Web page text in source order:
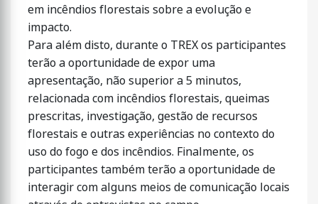
em incêndios florestais sobre a evolução e
impacto.
Para além disto, durante o TREX os participantes
terão a oportunidade de expor uma
apresentação, não superior a 5 minutos,
relacionada com incêndios florestais, queimas
prescritas, investigação, gestão de recursos
florestais e outras experiências no contexto do
uso do fogo e dos incêndios. Finalmente, os
participantes também terão a oportunidade de
interagir com alguns meios de comunicação locais